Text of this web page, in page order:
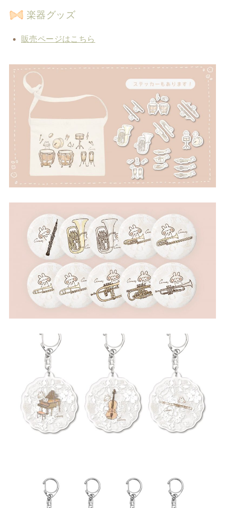
楽器グッズ
販売ページはこちら